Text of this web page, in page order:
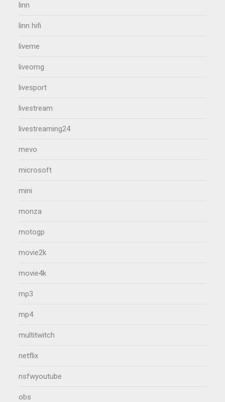
linn
linn hifi
liveme
liveomg
livesport
livestream
livestreaming24
mevo
microsoft
mini
monza
motogp
movie2k
movie4k
mp3
mp4
multitwitch
netflix
nsfwyoutube
obs